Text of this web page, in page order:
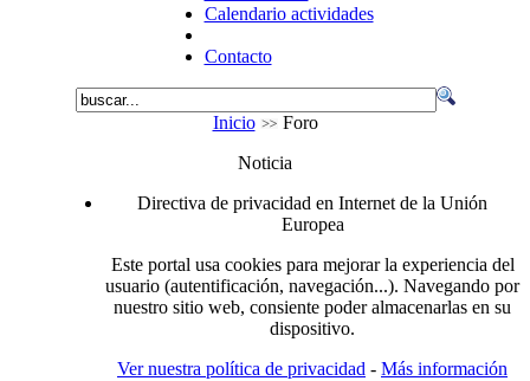
Calendario actividades
Contacto
Inicio
Foro
Noticia
Directiva de privacidad en Internet de la Unión
Europea
Este portal usa cookies para mejorar la experiencia del
usuario (autentificación, navegación...). Navegando por
nuestro sitio web, consiente poder almacenarlas en su
dispositivo.
Ver nuestra política de privacidad - Más información